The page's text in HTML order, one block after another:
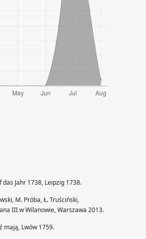
Jahr 1738, Leipzig 1738.
M. Próba, Ł. Truściński,
III w Wilanowie, Warszawa 2013.
mają, Lwów 1759.